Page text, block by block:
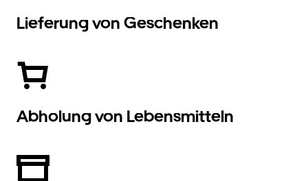
Lieferung von Geschenken
Abholung von Lebensmitteln